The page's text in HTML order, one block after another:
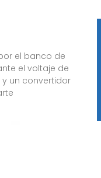
el banco de
el voltaje de
un convertidor